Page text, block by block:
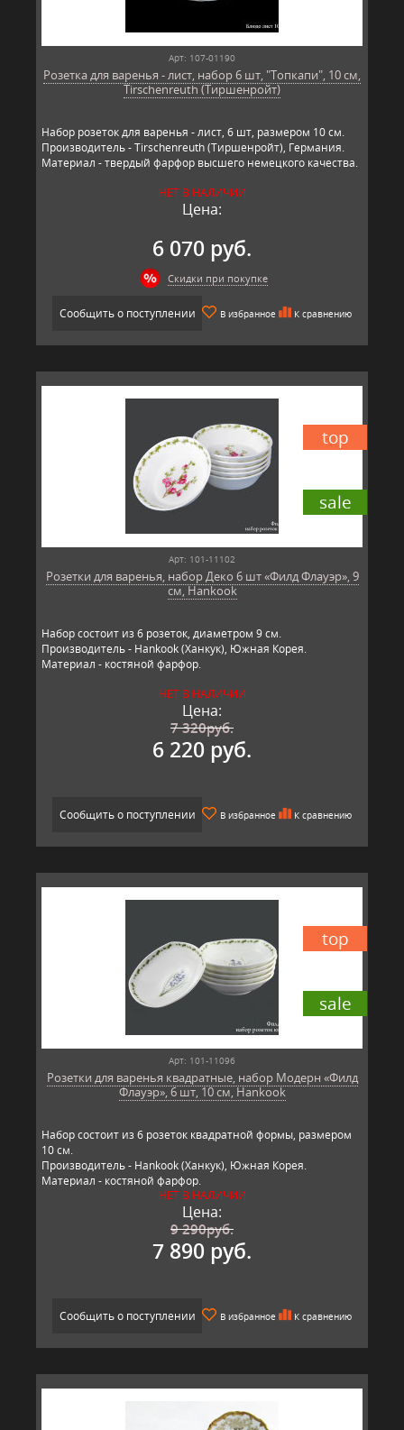
Арт: 107-01190
Розетка для варенья - лист, набор 6 шт, "Топкапи", 10 см,
Tirschenreuth (Тиршенройт)
Набор розеток для варенья - лист, 6 шт, размером 10 см.
Производитель - Tirschenreuth (Тиршенройт), Германия.
Материал - твердый фарфор высшего немецкого качества.
НЕТ В НАЛИЧИИ
Цена:
6 070 руб.
Скидки при покупке
Сообщить о поступлении В избранное К сравнению
sale
top
Арт: 101-11102
Розетки для варенья, набор Деко 6 шт «Филд Флауэр», 9
см, Hankook
Набор состоит из 6 розеток, диаметром 9 см.
Производитель - Hankook (Ханкук), Южная Корея.
Материал - костяной фарфор.
НЕТ В НАЛИЧИИ
Цена:
7 320руб.
6 220 руб.
Сообщить о поступлении В избранное К сравнению
sale
top
Арт: 101-11096
Розетки для варенья квадратные, набор Модерн «Филд
Флауэр», 6 шт, 10 см, Hankook
Набор состоит из 6 розеток квадратной формы, размером
10 см.
Производитель - Hankook (Ханкук), Южная Корея.
Материал - костяной фарфор.
НЕТ В НАЛИЧИИ
Цена:
9 290руб.
7 890 руб.
Сообщить о поступлении В избранное К сравнению